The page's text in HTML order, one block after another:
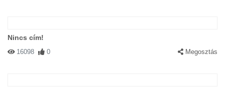
Nincs cím!
16098 0 Megosztás